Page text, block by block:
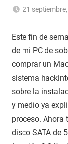
Laboratorio
21
Este fin de
de mi PC de
comprar un
sistema
sobre la
y medio ya
proceso. Ahora
disco SATA de